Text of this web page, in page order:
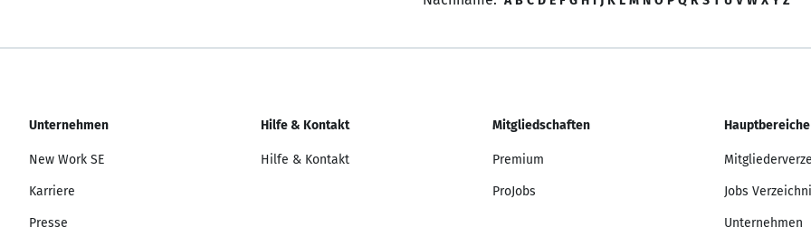
Unternehmen
New Work SE
Karriere
Presse
Hilfe & Kontakt
Hilfe & Kontakt
Mitgliedschaften
Premium
ProJobs
Hauptbereiche
Jobs
Unternehmen